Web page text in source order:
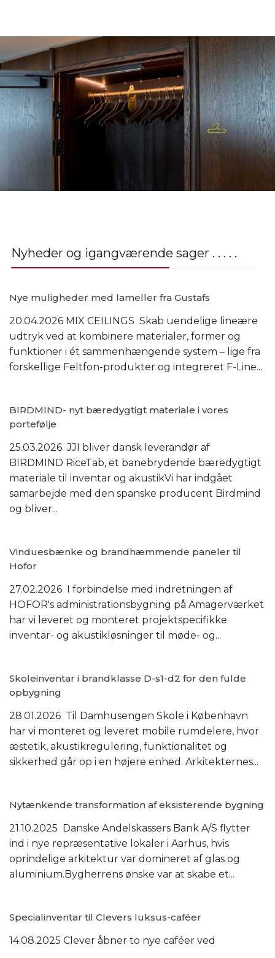
Nyheder og igangværende sager . . . . .
Nye muligheder med lameller fra Gustafs
20.04.2026 MIX CEILINGS Skab uendelige lineære
udtryk ved at kombinere materialer, former og
funktioner i ét sammenhængende system – lige fra
forskellige Feltfon-produkter og integreret F-Line...
BIRDMIND- nyt bæredygtigt materiale i vores
portefølje
25.03.2026 JJI bliver dansk leverandør af
BIRDMIND RiceTab, et banebrydende bæredygtigt
materiale til inventar og akustikVi har indgået
samarbejde med den spanske producent Birdmind
og bliver...
Vinduesbænke og brandhæmmende paneler til
Hofor
27.02.2026 I forbindelse med indretningen af
HOFOR's administrationsbygning på Amagerværket
har vi leveret og monteret projektspecifikke
inventar- og akustikløsninger til møde- og...
Skoleinventar i brandklasse D-s1-d2 for den fulde
opbygning
28.01.2026 Til Damhusengen Skole i København
har vi monteret og leveret mobile rumdelere, hvor
æstetik, akustikregulering, funktionalitet og
sikkerhed går op i en højere enhed. Arkitekternes...
Nytænkende transformation af eksisterende bygning
21.10.2025 Danske Andelskassers Bank A/S flytter
ind i nye repræsentative lokaler i Aarhus, hvis
oprindelige arkitektur var domineret af glas og
aluminium.Bygherrens ønske var at skabe et...
Specialinventar til Clevers luksus-caféer
14.08.2025 Clever åbner to nye caféer ved